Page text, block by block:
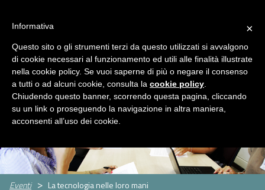
MENU
Servizi Rassegna Stampa Contatti
Eventi La tecnologia nelle loro mani
CHI
SIAMO
SERVIZI
Servizio
Sociale
Centro
per
famiglie
Strutture
per
Sportello
assistenti
CONCORSI
GARE
Concorsi
Concorsi
AMMINISTRAZIONE
×
Informativa
Questo sito o gli strumenti terzi da questo utilizzati si avvalgono
di cookie necessari al funzionamento ed utili alle finalità illustrate
nella cookie policy. Se vuoi saperne di più o negare il consenso
a tutti o ad alcuni cookie, consulta la cookie policy
Chiudendo questo banner, scorrendo questa pagina, cliccando
su un link o proseguendo la navigazione in altra maniera,
acconsenti all’uso dei cookie.